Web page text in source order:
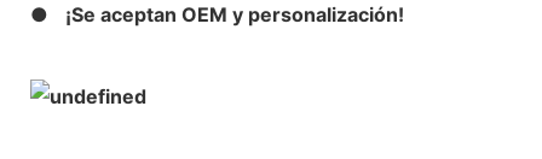
●
¡Se aceptan OEM y personalización!